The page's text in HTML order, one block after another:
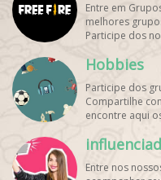
Entre em
melhores
Participe dos
Hobbies
Participe dos
Compartilhe
encontre aqui
Entre nos